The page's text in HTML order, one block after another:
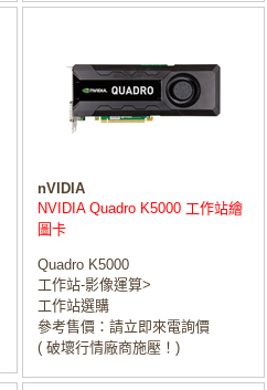
nVIDIA
NVIDIA Quadro K5000 工作站繪
圖卡
Quadro K5000
工作站-影像運算>
工作站選購
參考售價：請立即來電詢價
( 破壞行情廠商施壓！)